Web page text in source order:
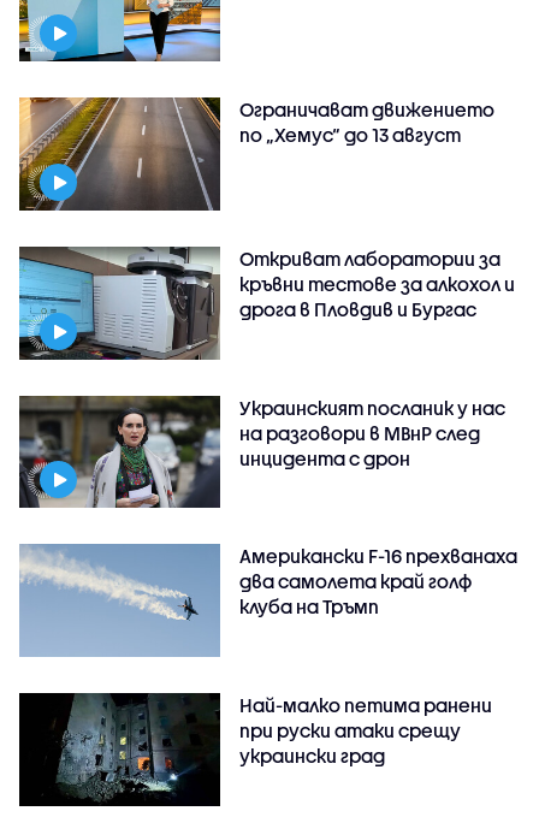
Ограничават движението
по „Хемус“ до 13 август
Откриват лаборатории за
кръвни тестове за алкохол и
дрога в Пловдив и Бургас
Украинският посланик у нас
на разговори в МВнР след
инцидента с дрон
Американски F-16 прехванаха
два самолета край голф
клуба на Тръмп
Най-малко петима ранени
при руски атаки срещу
украински град